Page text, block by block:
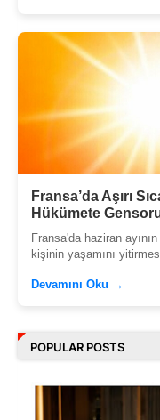
Fransa’da Aşırı
Hükümete
Fransa'da haziran
kişinin yaşamını
Devamını Oku →
POPULAR POSTS